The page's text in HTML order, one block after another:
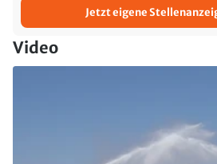
Jetzt eigene
Video